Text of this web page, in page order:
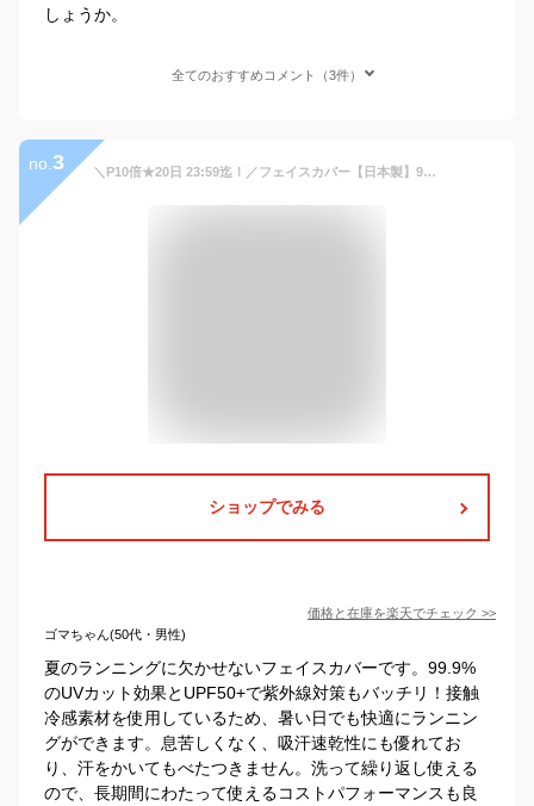
しょうか。
全てのおすすめコメント（3件）
no. 3 ＼P10倍★20日 23:59迄！／フェイスカバー【日本製】99.9%UVカット 冷感 息苦しくない 吸汗速乾 接触冷感 日焼け防止マスク 洗えるマスク 紫外線対策 メンズ ランニング 日よけ UPF50+ スポーツ ランニング
ショップでみる
価格と在庫を楽天でチェック >>
ゴマちゃん(50代・男性)
夏のランニングに欠かせないフェイスカバーです。99.9%
のUVカット効果とUPF50+で紫外線対策もバッチリ！接触
冷感素材を使用しているため、暑い日でも快適にランニン
グができます。息苦しくなく、吸汗速乾性にも優れてお
り、汗をかいてもべたつきません。洗って繰り返し使える
ので、長期間にわたって使えるコストパフォーマンスも良